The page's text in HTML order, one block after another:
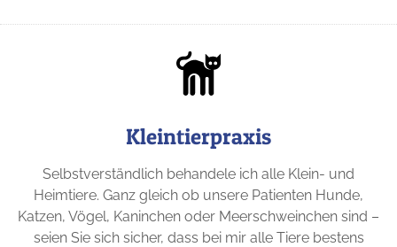
Kleintierpraxis
Selbstverständlich behandele ich alle Klein- und
Heimtiere. Ganz gleich ob unsere Patienten Hunde,
Katzen, Vögel, Kaninchen oder Meerschweinchen sind –
seien Sie sich sicher, dass bei mir alle Tiere bestens